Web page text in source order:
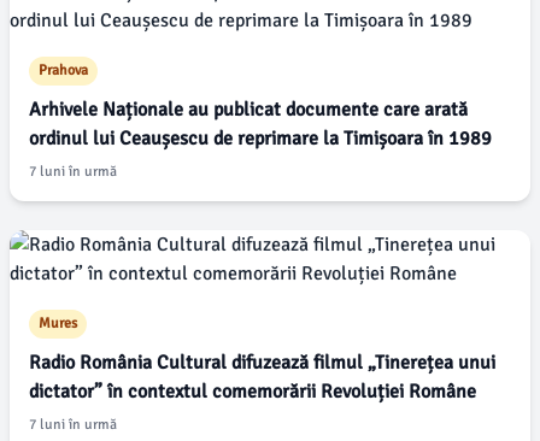
Prahova
Arhivele Naționale au publicat documente care arată
ordinul lui Ceaușescu de reprimare la Timișoara în 1989
7 luni în urmă
Mures
Radio România Cultural difuzează filmul „Tinerețea unui
dictator” în contextul comemorării Revoluției Române
7 luni în urmă